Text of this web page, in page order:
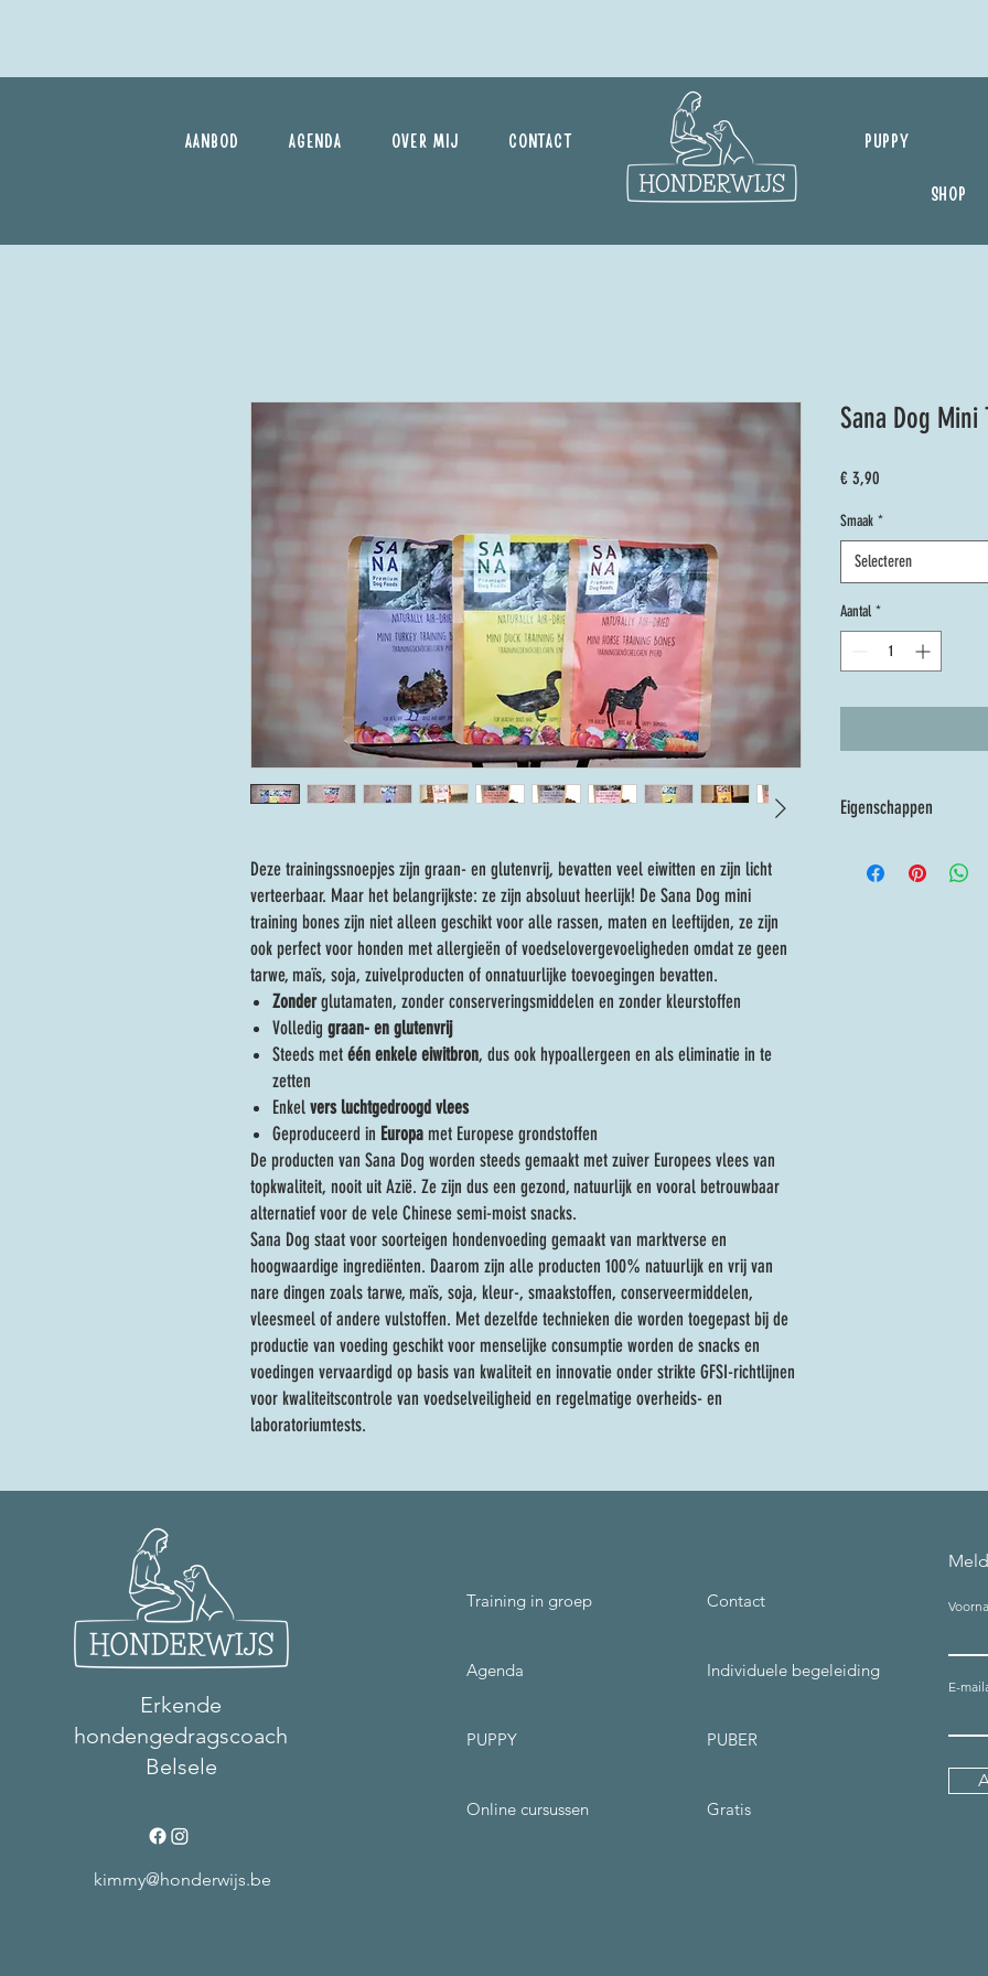
AANBOD AGENDA OVER MIJ CONTACT PUPPY
SHOP
Deze trainingssnoepjes zijn graan- en glutenvrij, bevatten veel eiwitten en zijn licht
verteerbaar. Maar het belangrijkste: ze zijn absoluut heerlijk! De Sana Dog mini
training bones zijn niet alleen geschikt voor alle rassen, maten en leeftijden, ze zijn
ook perfect voor honden met allergieën of voedselovergevoeligheden omdat ze geen
tarwe, maïs, soja, zuivelproducten of onnatuurlijke toevoegingen bevatten.
Zonderglutamaten, zonder conserveringsmiddelen en zonder kleurstoffen
Volledig graan- en glutenvrij
Steeds met één enkele eiwitbron, dus ook hypoallergeen en als eliminatie in te
zetten
Enkel vers luchtgedroogd vlees
Geproduceerd in Europa met Europese grondstoffen
De producten van Sana Dog worden steeds gemaakt met zuiver Europees vlees van
topkwaliteit, nooit uit Azië. Ze zijn dus een gezond, natuurlijk en vooral betrouwbaar
alternatief voor de vele Chinese semi-moist snacks.
Sana Dog staat voor soorteigen hondenvoeding gemaakt van marktverse en
hoogwaardige ingrediënten. Daarom zijn alle producten 100% natuurlijk en vrij van
nare dingen zoals tarwe, maïs, soja, kleur-, smaakstoffen, conserveermiddelen,
vleesmeel of andere vulstoffen. Met dezelfde technieken die worden toegepast bij de
productie van voeding geschikt voor menselijke consumptie worden de snacks en
voedingen vervaardigd op basis van kwaliteit en innovatie onder strikte GFSI-richtlijnen
voor kwaliteitscontrole van voedselveiligheid en regelmatige overheids- en
laboratoriumtests.
Sana Dog
€ 3,90
Smaak *
Selecteren
Aantal *
Eigenschappen
95% kalkoen, 5%
Erkende
hondengedragscoach
Belsele
kimmy@honderwijs.be
Training in groep
Agenda
PUPPY
Online cursussen
Contact
Individuele begeleiding
PUBER
Gratis
E-